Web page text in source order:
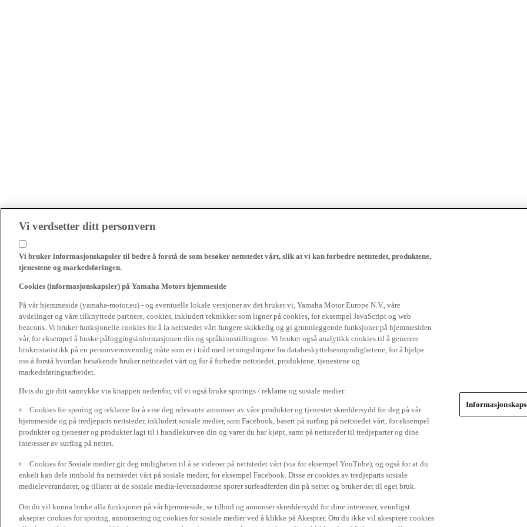
Vi verdsetter ditt personvern
Vi bruker informasjonskapsler til bedre å forstå de som besøker nettstedet vårt, slik at vi kan forbedre nettstedet, produktene,
tjenestene og markedsføringen.
Cookies (informasjonskapsler) på Yamaha Motors hjemmeside
På vår hjemmeside (yamaha-motor.eu) - og eventuelle lokale versjoner av det bruker vi, Yamaha Motor Europe N.V., våre
avdelinger og våre tilknyttede partnere, cookies, inkludert teknikker som ligner på cookies, for eksempel JavaScript og web
beacons. Vi bruker funksjonelle cookies for å la nettstedet vårt fungere skikkelig og gi grunnleggende funksjoner på hjemmesiden
vår, for eksempel å huske påloggingsinformasjonen din og språkinnstillingene. Vi bruker også analytikk cookies til å generere
brukerstatistikk på en personvernsvennlig måte som er i tråd med retningslinjene fra databeskyttelsesmyndighetene, for å hjelpe
oss å forstå hvordan besøkende bruker nettstedet vårt og for å forbedre nettstedet, produktene, tjenestene og
markedsføringsarbeidet.
Hvis du gir ditt samtykke via knappen nedenfor, vil vi også bruke sporings / reklame og sosiale medier:
Cookies for sporing og reklame for å vise deg relevante annonser av våre produkter og tjenester skreddersydd for deg på vår
hjemmeside og på tredjeparts nettsteder, inkludert sosiale medier, som Facebook, basert på surfing på nettstedet vårt, for eksempel
produkter og tjenester og produkter lagt til i handlekurven din og varer du har kjøpt, samt på nettsteder til tredjeparter og dine
interesser av surfing på nettet.
Cookies for Sosiale medier gir deg muligheten til å se videoer på nettstedet vårt (via for eksempel YouTube), og også for at du
enkelt kan dele innhold fra nettstedet vårt på sosiale medier, for eksempel Facebook. Disse er cookies av tredjeparts sosiale
medieleverandører, og tillater at de sosiale media-leverandørene sporer surfeadferden din på nettet og bruker det til eget bruk.
Om du vil kunna bruke alla funksjoner på vår hjemmeside, se tilbud og annonser skreddersydd for dine interesser, vennligst
aksepter cookies for sporing, annonsering og cookies for sosiale medier ved å klikke på Akespter. Om du ikke vil akesptere cookies